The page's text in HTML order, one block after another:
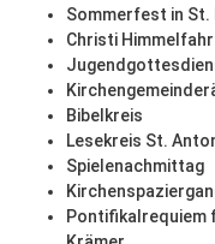
Sommerfest in St.
Christi
Bibelkreis
Lesekreis St.
Spielenachmittag
Pontifikalrequiem